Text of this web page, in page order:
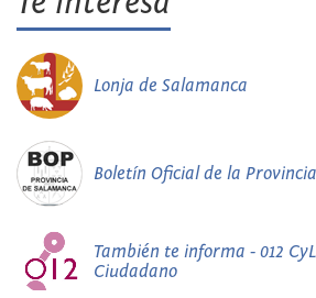
Lonja de Salamanca
Boletín Oficial de la Provincia
También te informa - 012
Ciudadano